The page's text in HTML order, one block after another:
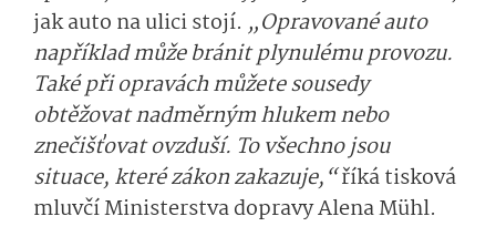
jak auto na ulici stojí. „Opravované auto
například může bránit plynulému provozu.
Také při opravách můžete sousedy
obtěžovat nadměrným hlukem nebo
znečišťovat ovzduší. To všechno jsou
situace, které zákon zakazuje,“říká tisková
mluvčí Ministerstva dopravy Alena Mühl.